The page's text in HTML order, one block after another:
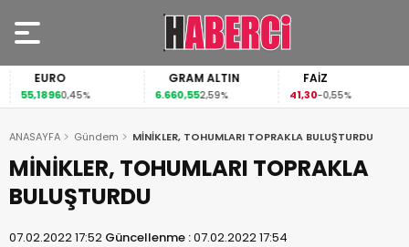
EURO
55,18960,45%
GRAM ALTIN
6.660,552,59%
FAİZ
41,30-0,55%
ANASAYFA Gündem MİNİKLER, TOHUMLARI TOPRAKLA BULUŞTURDU
MİNİKLER, TOHUMLARI TOPRAKLA
BULUŞTURDU
07.02.2022 17:52 Güncellenme :07.02.2022 17:54